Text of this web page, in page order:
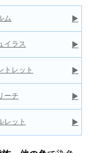
ム ▶
イラス ▶
トレット ▶
ーチ ▶
レット ▶